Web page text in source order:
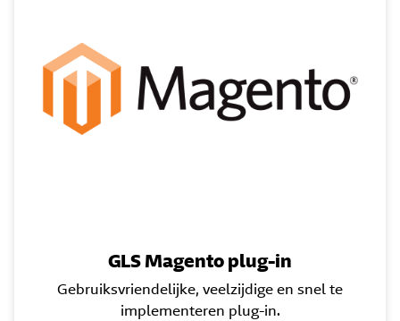
GLS Magento plug-in
Gebruiksvriendelijke, veelzijdige en snel te
implementeren plug-in.